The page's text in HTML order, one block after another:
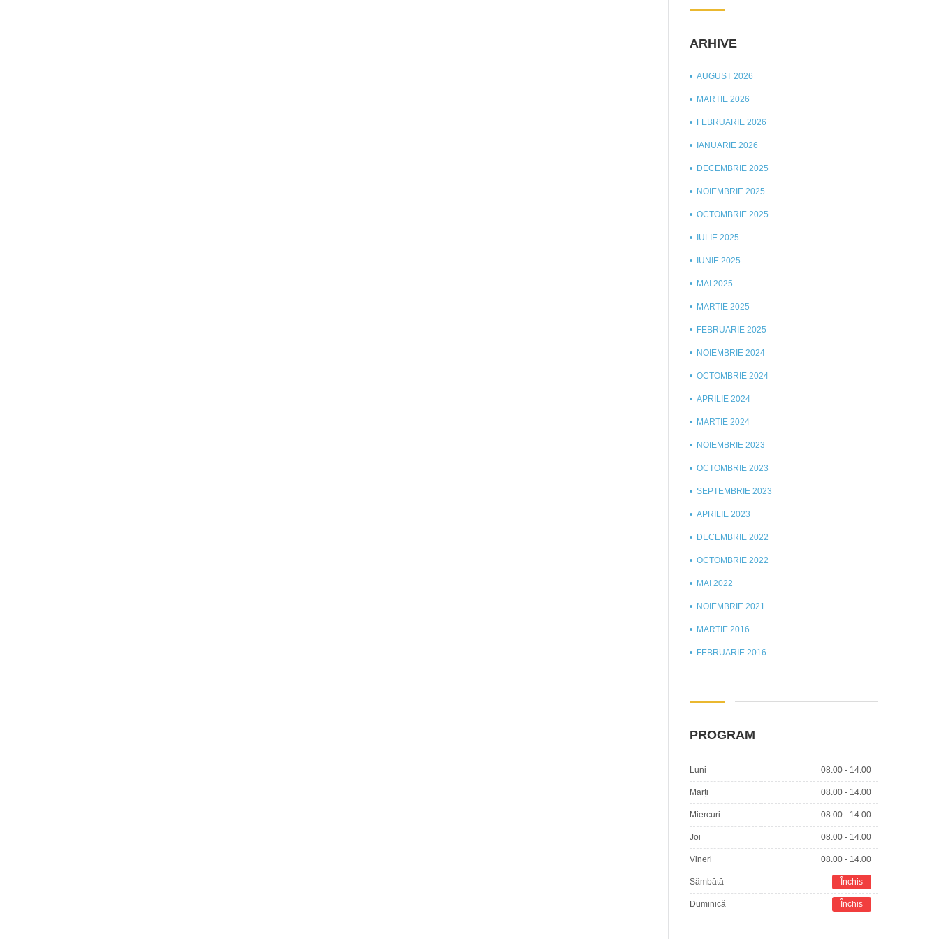
ARHIVE
AUGUST 2026
MARTIE 2026
FEBRUARIE 2026
IANUARIE 2026
DECEMBRIE 2025
NOIEMBRIE 2025
OCTOMBRIE 2025
IULIE 2025
IUNIE 2025
MAI 2025
MARTIE 2025
FEBRUARIE 2025
NOIEMBRIE 2024
OCTOMBRIE 2024
APRILIE 2024
MARTIE 2024
NOIEMBRIE 2023
OCTOMBRIE 2023
SEPTEMBRIE 2023
APRILIE 2023
DECEMBRIE 2022
OCTOMBRIE 2022
MAI 2022
NOIEMBRIE 2021
MARTIE 2016
FEBRUARIE 2016
PROGRAM
Luni 08.00 - 14.00
Marți 08.00 - 14.00
Miercuri 08.00 - 14.00
Joi 08.00 - 14.00
Vineri 08.00 - 14.00
Sâmbătă Închis
Duminică Închis